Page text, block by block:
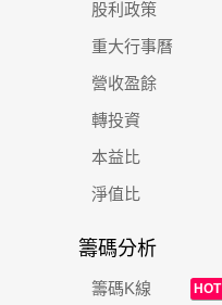
股利政策
重大行事曆
營收盈餘
轉投資
本益比
淨值比
籌碼分析
籌碼K線 HOT